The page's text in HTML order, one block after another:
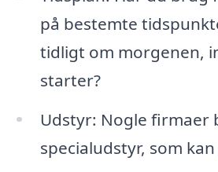
på bestemte
tidligt om morgenen,
starter?
Udstyr: Nogle firmaer
specialudstyr, som